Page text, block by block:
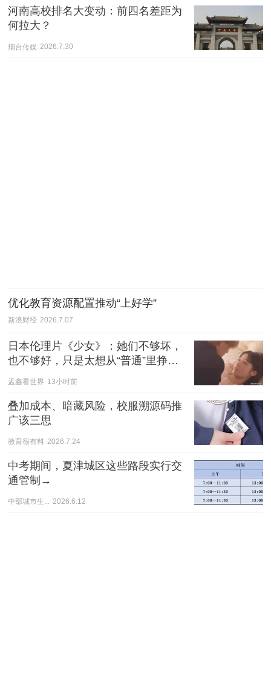
河南高校排名大变动：前四名差距为
何拉大？
烟台传媒 2026.7.30
优化教育资源配置推动“上好学”
新浪财经 2026.7.07
日本伦理片《少女》：她们不够坏，
也不够好，只是太想从“普通”里挣脱
出来
孟鑫看世界 13小时前
叠加成本、暗藏风险，校服溯源码推
广该三思
教育很有料 2026.7.24
中考期间，夏津城区这些路段实行交
通管制→
中部城市生... 2026.6.12